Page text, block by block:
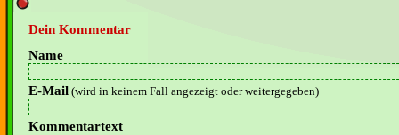
Dein Kommentar
Name
E-Mail (wird in keinem Fall angezeigt oder weitergegeben)
Kommentartext